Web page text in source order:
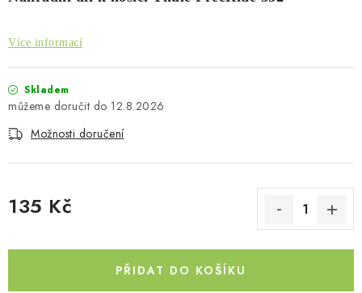
OSTATNÍ NOSIČE
STŘEŠNÍ KOŠE
CESTOVNÍ ZAVAZADLA
DÁRKOVÉ POUKAZY
Kontakty O nás Doprava a platba
Půjčovna
Napište nám
Reklamace
Více informací
Skladem
12.8.2026
Možnosti doručení
135 Kč
PŘIDAT DO KOŠÍKU